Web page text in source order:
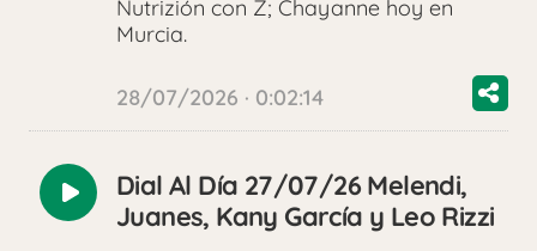
Nutrizión con Z; Chayanne hoy en
Murcia.
28/07/2026 · 0:02:14
Reproducir
audio
Dial Al Día 27/07/26 Melendi,
Juanes, Kany García y Leo Rizzi